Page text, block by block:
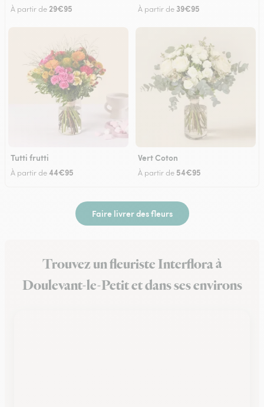
À partir de 29€95 À partir de 39€95
Tutti frutti
À partir de44€95
Vert Coton
À partir de 54€95
Faire livrer des fleurs
Trouvez un fleuriste Interflora à
Doulevant-le-Petit et dans ses environs